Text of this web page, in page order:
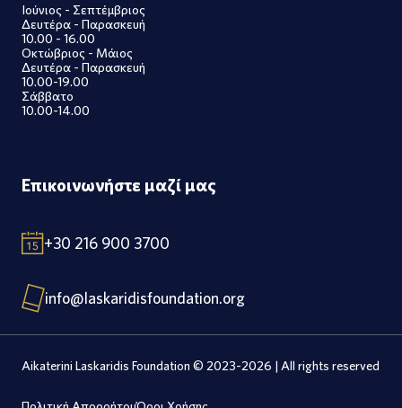
Ιούνιος - Σεπτέμβριος
Δευτέρα - Παρασκευή
10.00 - 16.00
Οκτώβριος - Μάιος
Δευτέρα - Παρασκευή
10.00-19.00
Σάββατο
10.00-14.00
Επικοινωνήστε μαζί μας
+30 216 900 3700
info@laskaridisfoundation.org
Aikaterini Laskaridis Foundation © 2023-2026 | All rights reserved